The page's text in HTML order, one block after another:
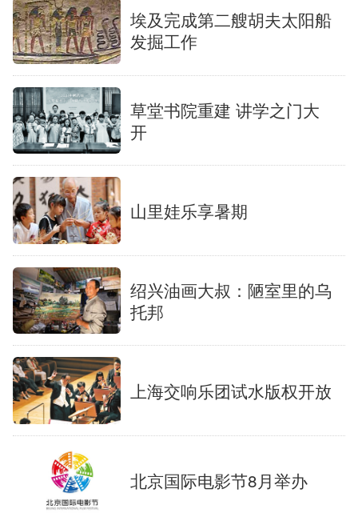
埃及完成第二艘胡夫太阳船
发掘工作
草堂书院重建 讲学之门大
开
山里娃乐享暑期
绍兴油画大叔：陋室里的乌
托邦
上海交响乐团试水版权开放
北京国际电影节8月举办